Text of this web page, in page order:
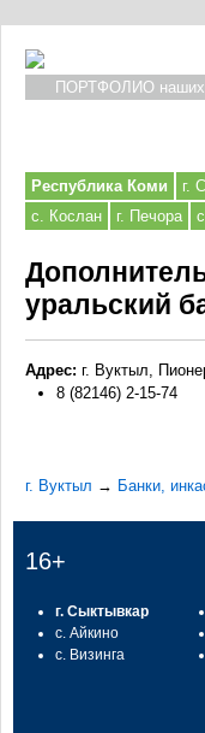
ПОРТФОЛИО наших
Республика Коми г.
с. Кослан
г. Печора
уральский
Адрес: г. Вуктыл,
8 (82146) 2-15-74
г. Вуктыл → Банки,
16+
г. Сыктывкар
с. Айкино
с. Визинга